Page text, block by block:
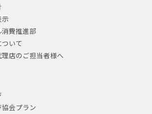
費推進部
いて
店のご担当者様へ
会プラン